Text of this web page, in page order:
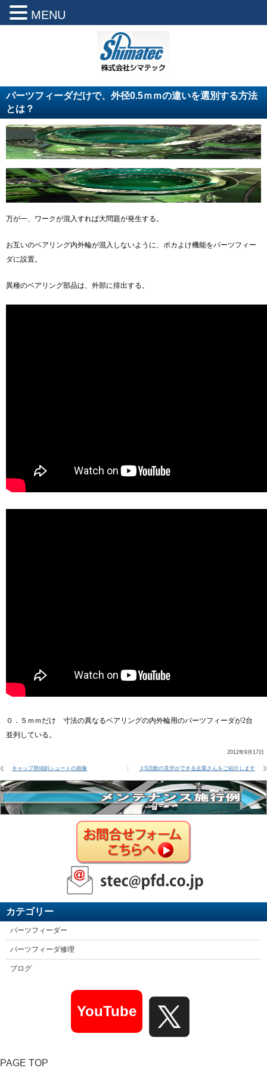
パーツフィーダだけで、外径0.5ｍｍの違いを選別する方法
とは？
万が一、ワークが混入すれば大問題が発生する。
お互いのベアリング内外輪が混入しないように、ポカよけ機能をパーツフィー
ダに設置。
異種のベアリング部品は、外部に排出する。
０．５ｍｍだけ 寸法の異なるベアリングの内外輪用のパーツフィーダが2台
並列している。
2012年9月17日
キャップ用傾斜シュートの画像 ３S活動の見学ができる企業さんをご紹介します
カテゴリー
パーツフィーダー
パーツフィーダ修理
ブログ
YouTube
PAGE TOP
MENU